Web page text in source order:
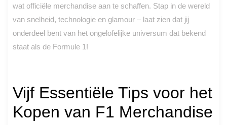
wat officiële merchandise aan te schaffen. Stap in de wereld
van snelheid, technologie en glamour – laat zien dat jij
onderdeel bent van het ongelofelijke universum dat bekend
staat als de Formule 1!
Vijf Essentiële Tips voor het
Kopen van F1 Merchandise